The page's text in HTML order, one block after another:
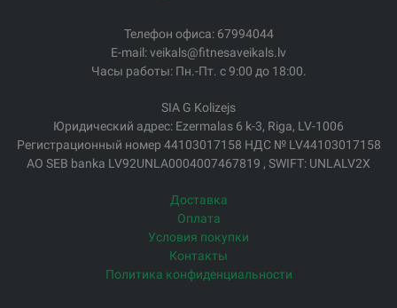
Телефон офиса: 67994044
E-mail: veikals@fitnesaveikals.lv
Часы работы: Пн.-Пт. с 9:00 до 18:00.
SIA G Kolizejs
Юридический адрес: Ezermalas 6 k-3, Riga, LV-1006
Регистрационный номер 44103017158 НДС № LV44103017158
АО SEB banka LV92UNLA0004007467819 , SWIFT: UNLALV2X
Доставка
Оплата
Условия покупки
Контакты
Политика конфиденциальности